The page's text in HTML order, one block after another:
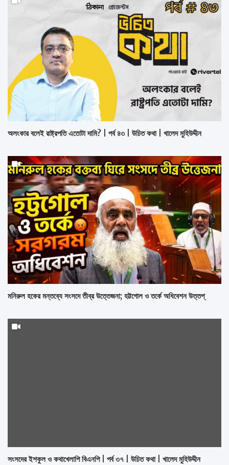
অলংকার বলেই রাষ্ট্রপতি এতোটা দামি? | পর্ব ৪৩ | উচিত কথা | খালেদ মুহিউদ্দীন
মনিরুল হকের মন্তব্যে সংসদে তীব্র উত্তেজনা; হট্টগোল ও তর্কে অধিবেশন উত্তপ্
সংসদের ইশকুল ও কথাখেলাপি বিএনপি | পর্ব ৩৭ | উচিত কথা | খালেদ মুহিউদ্দীন